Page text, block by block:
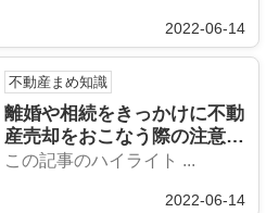
2022-06-14
不動産まめ知識
離婚や相続をきっかけに不動
産売却をおこなう際の注意点
は？
この記事のハイライト ...
2022-06-14